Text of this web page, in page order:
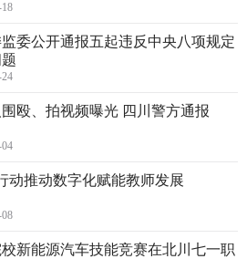
委公开通报五起违反中央八项规定
殴、拍视频曝光 四川警方通报
动推动数字化赋能教师发展
新能源汽车技能竞赛在北川七一职